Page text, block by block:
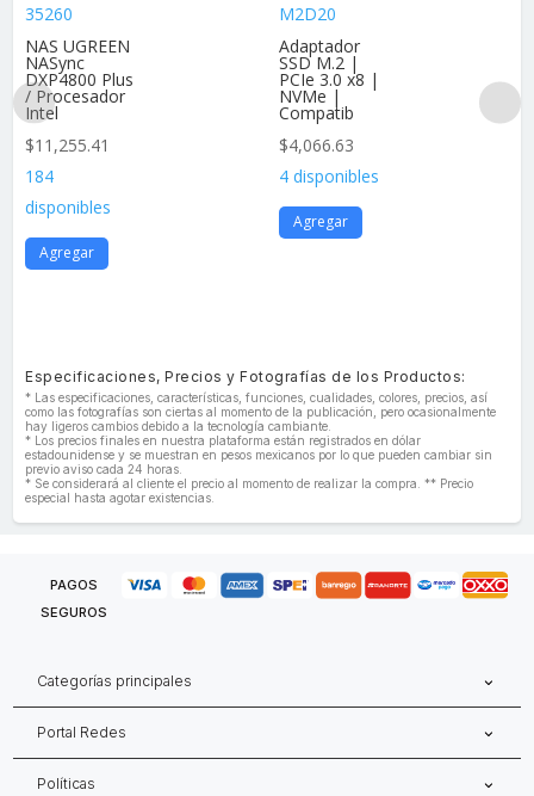
35260
NAS UGREEN
NASync
DXP4800 Plus
/ Procesador
Intel
$11,255.41
184
disponibles
Agregar
M2D20
Adaptador
SSD M.2 |
PCIe 3.0 x8 |
NVMe |
Compatib
$4,066.63
4 disponibles
Agregar
Especificaciones, Precios y Fotografías de los Productos:
* Las especificaciones, características, funciones, cualidades, colores, precios, así
como las fotografías son ciertas al momento de la publicación, pero ocasionalmente
hay ligeros cambios debido a la tecnología cambiante.
* Los precios finales en nuestra plataforma están registrados en dólar
estadounidense y se muestran en pesos mexicanos por lo que pueden cambiar sin
previo aviso cada 24 horas.
* Se considerará al cliente el precio al momento de realizar la compra. ** Precio
especial hasta agotar existencias.
PAGOS
SEGUROS
Categorías principales
Portal Redes
Políticas